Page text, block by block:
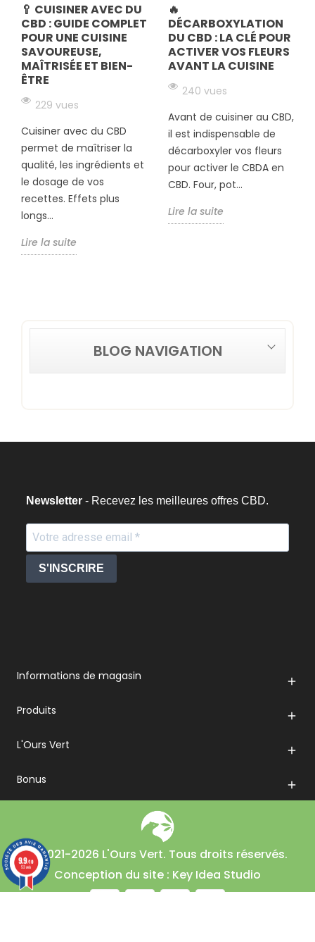
🥄 CUISINER AVEC DU
CBD : GUIDE COMPLET
POUR UNE CUISINE
SAVOUREUSE,
MAÎTRISÉE ET BIEN-
ÊTRE
229 vues
Cuisiner avec du CBD
permet de maîtriser la
qualité, les ingrédients et
le dosage de vos
recettes. Effets plus
longs...
Lire la suite
🔥
DÉCARBOXYLATION
DU CBD : LA CLÉ POUR
ACTIVER VOS FLEURS
AVANT LA CUISINE
240 vues
Avant de cuisiner au CBD,
il est indispensable de
décarboxyler vos fleurs
pour activer le CBDA en
CBD. Four, pot...
Lire la suite
BLOG NAVIGATION
Newsletter - Recevez les meilleures offres CBD.
S'INSCRIRE
Informations de magasin 
Produits 
L'Ours Vert 
Bonus 
© 2021-2026 L'Ours Vert. Tous droits réservés.
Conception du site : Key Idea Studio
9.9/10
53 avis